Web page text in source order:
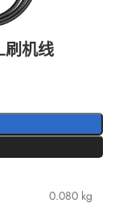
刷机线
0.080 kg